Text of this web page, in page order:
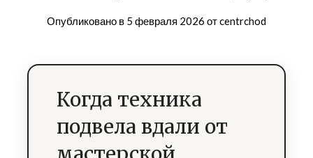
Опубликовано в 5 февраля 2026 отcentrchod
Когда техника
подвела вдали от